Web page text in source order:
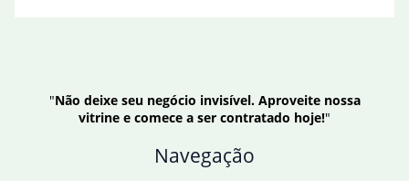
"Não deixe seu negócio invisível. Aproveite nossa
vitrine e comece a ser contratado hoje!"
Navegação